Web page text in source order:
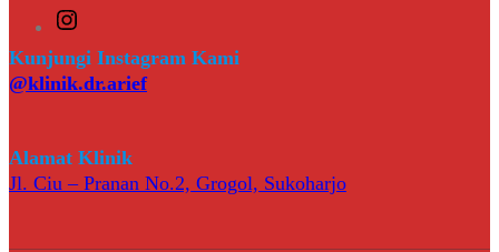
s
t
a
a
m
Kunjungi Instagram Kami
@klinik.dr.arief
Alamat Klinik
Jl. Ciu – Pranan No.2, Grogol, Sukoharjo